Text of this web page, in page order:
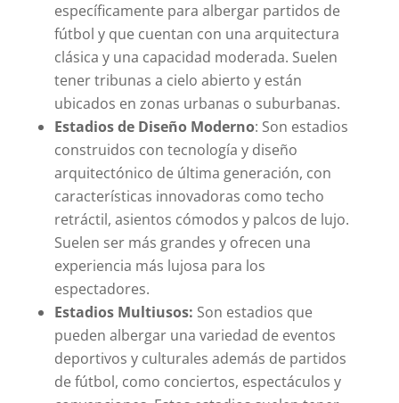
específicamente para albergar partidos de
fútbol y que cuentan con una arquitectura
clásica y una capacidad moderada. Suelen
tener tribunas a cielo abierto y están
ubicados en zonas urbanas o suburbanas.
Estadios de Diseño Moderno: Son estadios
construidos con tecnología y diseño
arquitectónico de última generación, con
características innovadoras como techo
retráctil, asientos cómodos y palcos de lujo.
Suelen ser más grandes y ofrecen una
experiencia más lujosa para los
espectadores.
Estadios Multiusos: Son estadios que
pueden albergar una variedad de eventos
deportivos y culturales además de partidos
de fútbol, como conciertos, espectáculos y